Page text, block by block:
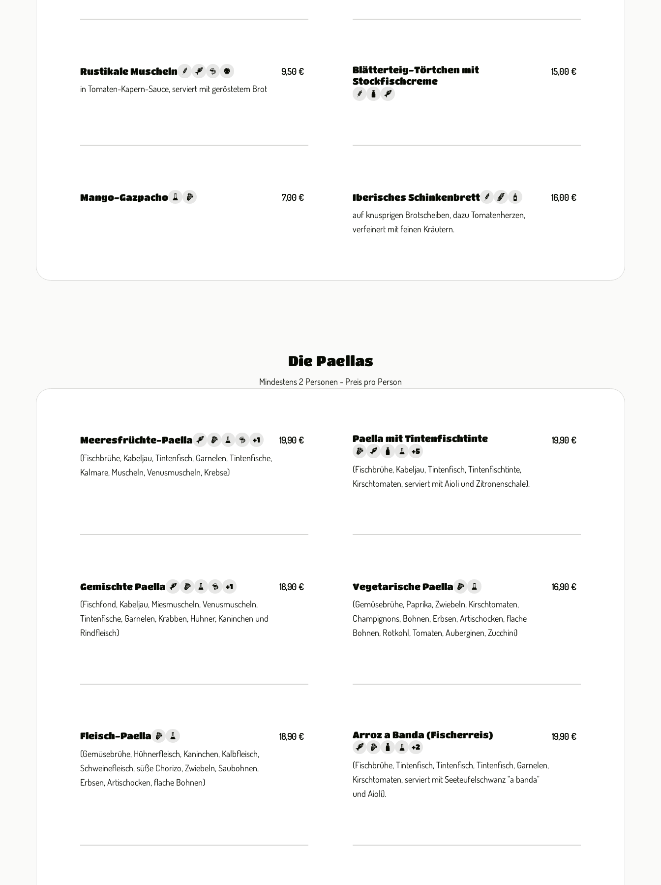
Rustikale Muscheln
in Tomaten-Kapern-Sauce, serviert mit geröstetem Brot
9,50 €
Blätterteig-Törtchen mit
Stockfischcreme
15,00 €
Mango-Gazpacho 7,00 € Iberisches Schinkenbrett
auf knusprigen Brotscheiben, dazu Tomatenherzen,
verfeinert mit feinen Kräutern.
16,00 €
Die Paellas
Mindestens 2 Personen - Preis pro Person
Meeresfrüchte-Paella +1
(Fischbrühe, Kabeljau, Tintenfisch, Garnelen, Tintenfische,
Kalmare, Muscheln, Venusmuscheln, Krebse)
19,90 € Paella mit Tintenfischtinte
+5
(Fischbrühe, Kabeljau, Tintenfisch, Tintenfischtinte,
Kirschtomaten, serviert mit Aioli und Zitronenschale).
19,90 €
Gemischte Paella +1
(Fischfond, Kabeljau, Miesmuscheln, Venusmuscheln,
Tintenfische, Garnelen, Krabben, Hühner, Kaninchen und
Rindfleisch)
18,90 € Vegetarische Paella
(Gemüsebrühe, Paprika, Zwiebeln, Kirschtomaten,
Champignons, Bohnen, Erbsen, Artischocken, flache
Bohnen, Rotkohl, Tomaten, Auberginen, Zucchini)
16,90 €
Fleisch-Paella
(Gemüsebrühe, Hühnerfleisch, Kaninchen, Kalbfleisch,
Schweinefleisch, süße Chorizo, Zwiebeln, Saubohnen,
Erbsen, Artischocken, flache Bohnen)
18,90 € Arroz a Banda (Fischerreis)
+2
(Fischbrühe, Tintenfisch, Tintenfisch, Tintenfisch, Garnelen,
Kirschtomaten, serviert mit Seeteufelschwanz "a banda"
und Aioli).
19,90 €